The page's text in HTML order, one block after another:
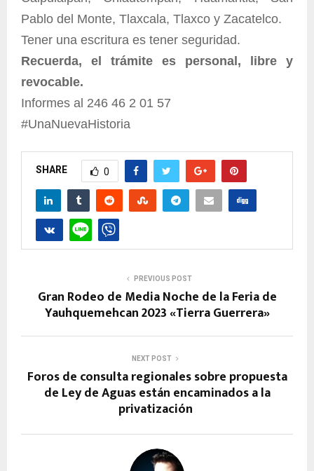
Pablo del Monte, Tlaxcala, Tlaxco y Zacatelco.
Tener una escritura es tener seguridad.
Recuerda, el trámite es personal, libre y
revocable.
Informes al 246 46 2 01 57
#UnaNuevaHistoria
SHARE 0
PREVIOUS POST
Gran Rodeo de Media Noche de la Feria de
Yauhquemehcan 2023 «Tierra Guerrera»
NEXT POST
Foros de consulta regionales sobre propuesta
de Ley de Aguas están encaminados a la
privatización